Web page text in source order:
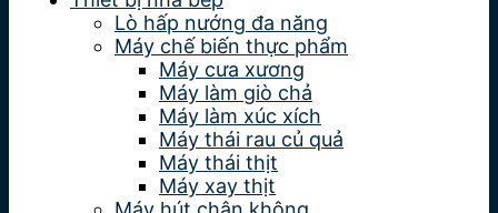
Lò hấp nướng đa năng
Máy chế biến thực phẩm
Máy cưa xương
Máy làm giò chả
Máy làm xúc xích
Máy thái rau củ quả
Máy thái thịt
Máy xay thịt